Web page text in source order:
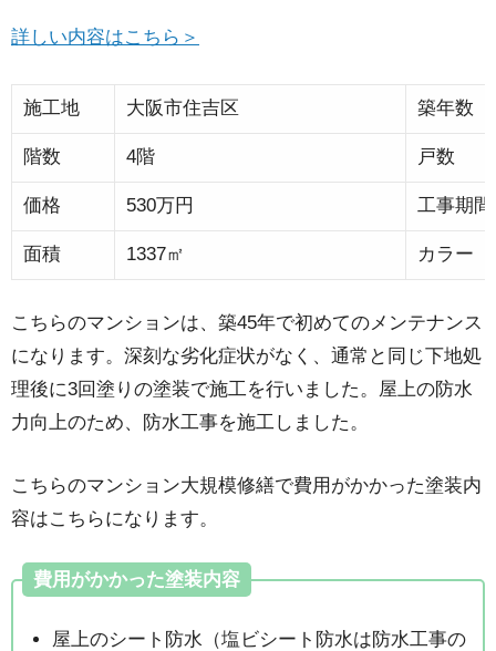
詳しい内容はこちら＞
施工地 大阪市住吉区 築年数
階数 4階 戸数
価格 530万円 工事期間
面積 1337㎡ カラー
こちらのマンションは、築45年で初めてのメンテナンス
になります。深刻な劣化症状がなく、通常と同じ下地処
理後に3回塗りの塗装で施工を行いました。屋上の防水
力向上のため、防水工事を施工しました。
こちらのマンション大規模修繕で費用がかかった塗装内
容はこちらになります。
費用がかかった塗装内容
屋上のシート防水（塩ビシート防水は防水工事の